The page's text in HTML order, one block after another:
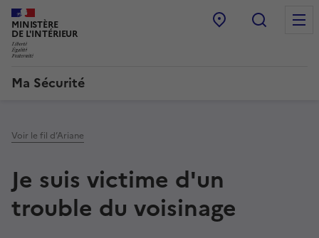
MINISTÈRE
DE L'INTÉRIEUR
Point d’accueil
Ma Sécurité
Voir le fil d’Ariane
Je suis victime d'un
trouble du voisinage